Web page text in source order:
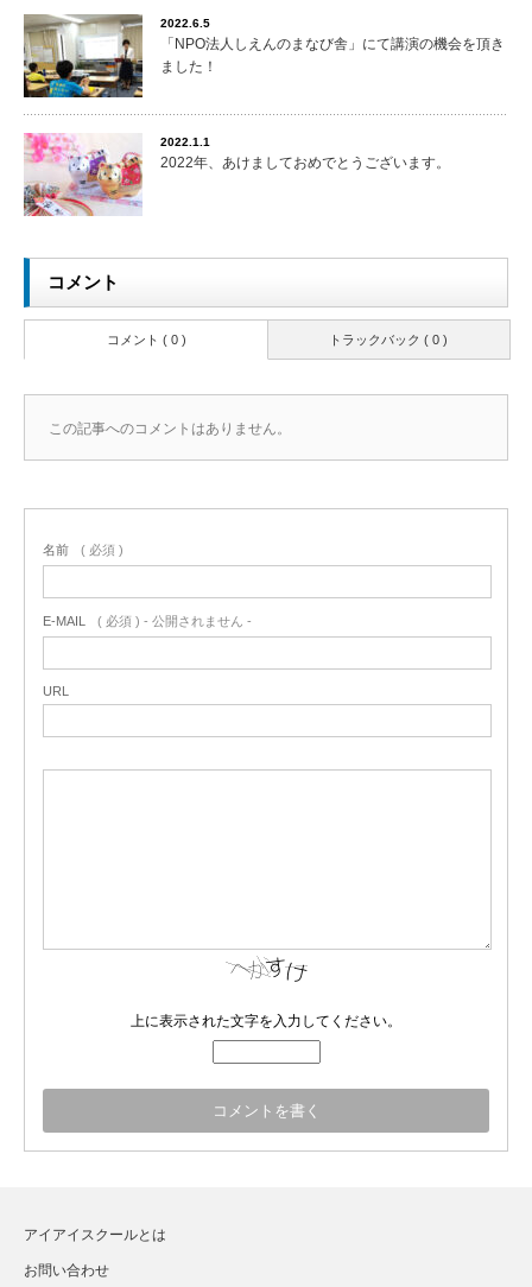
2022.6.5
「NPO法人しえんのまなび舎」にて講演の機会を頂き
ました！
2022.1.1
2022年、あけましておめでとうございます。
コメント
トラックバック ( 0 )
コメント ( 0 )
この記事へのコメントはありません。
名前 ( 必須 )
E-MAIL ( 必須 ) - 公開されません -
URL
上に表示された文字を入力してください。
アイアイスクールとは
お問い合わせ